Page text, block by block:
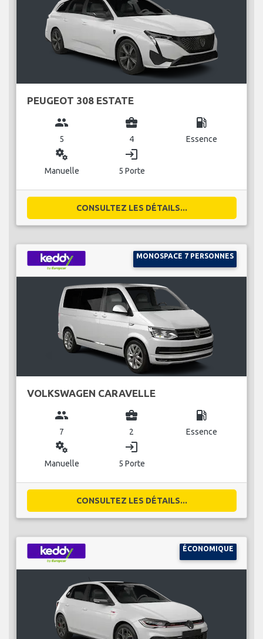
PEUGEOT 308 ESTATE
group
5
business_center
4
local_gas_station
Essence
miscellaneous_services
Manuelle
login
5 Porte
CONSULTEZ LES DÉTAILS...
MONOSPACE 7 PERSONNES
VOLKSWAGEN CARAVELLE
group
7
business_center
2
local_gas_station
Essence
miscellaneous_services
Manuelle
login
5 Porte
CONSULTEZ LES DÉTAILS...
ÉCONOMIQUE